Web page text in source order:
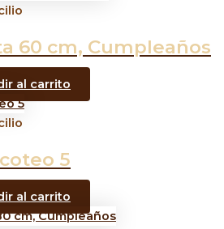
60 cm, Cumpleaños
al carrito
5
al carrito